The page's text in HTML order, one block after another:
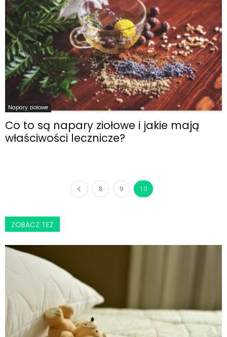
Napary ziołowe
Co to są napary ziołowe i jakie mają
właściwości lecznicze?
8 9 10
ZOBACZ TEŻ